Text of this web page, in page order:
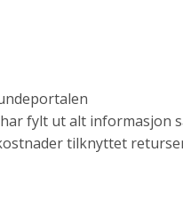
fylt ut alt informasjon
tilknyttet